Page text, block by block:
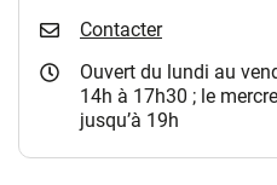
Contacter
Ouvert du lundi au
14h à 17h30 ; le
jusqu’à 19h